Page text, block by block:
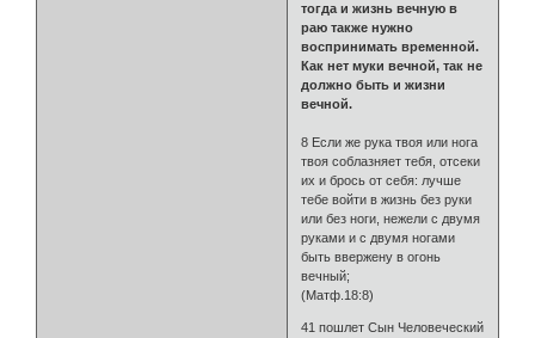
тогда и жизнь вечную в
раю также нужно
воспринимать временной.
Как нет муки вечной, так не
должно быть и жизни
вечной.
8 Если же рука твоя или нога
твоя соблазняет тебя, отсеки
их и брось от себя: лучше
тебе войти в жизнь без руки
или без ноги, нежели с двумя
руками и с двумя ногами
быть ввержену в огонь
вечный;
(Матф.18:8)
41 пошлет Сын Человеческий